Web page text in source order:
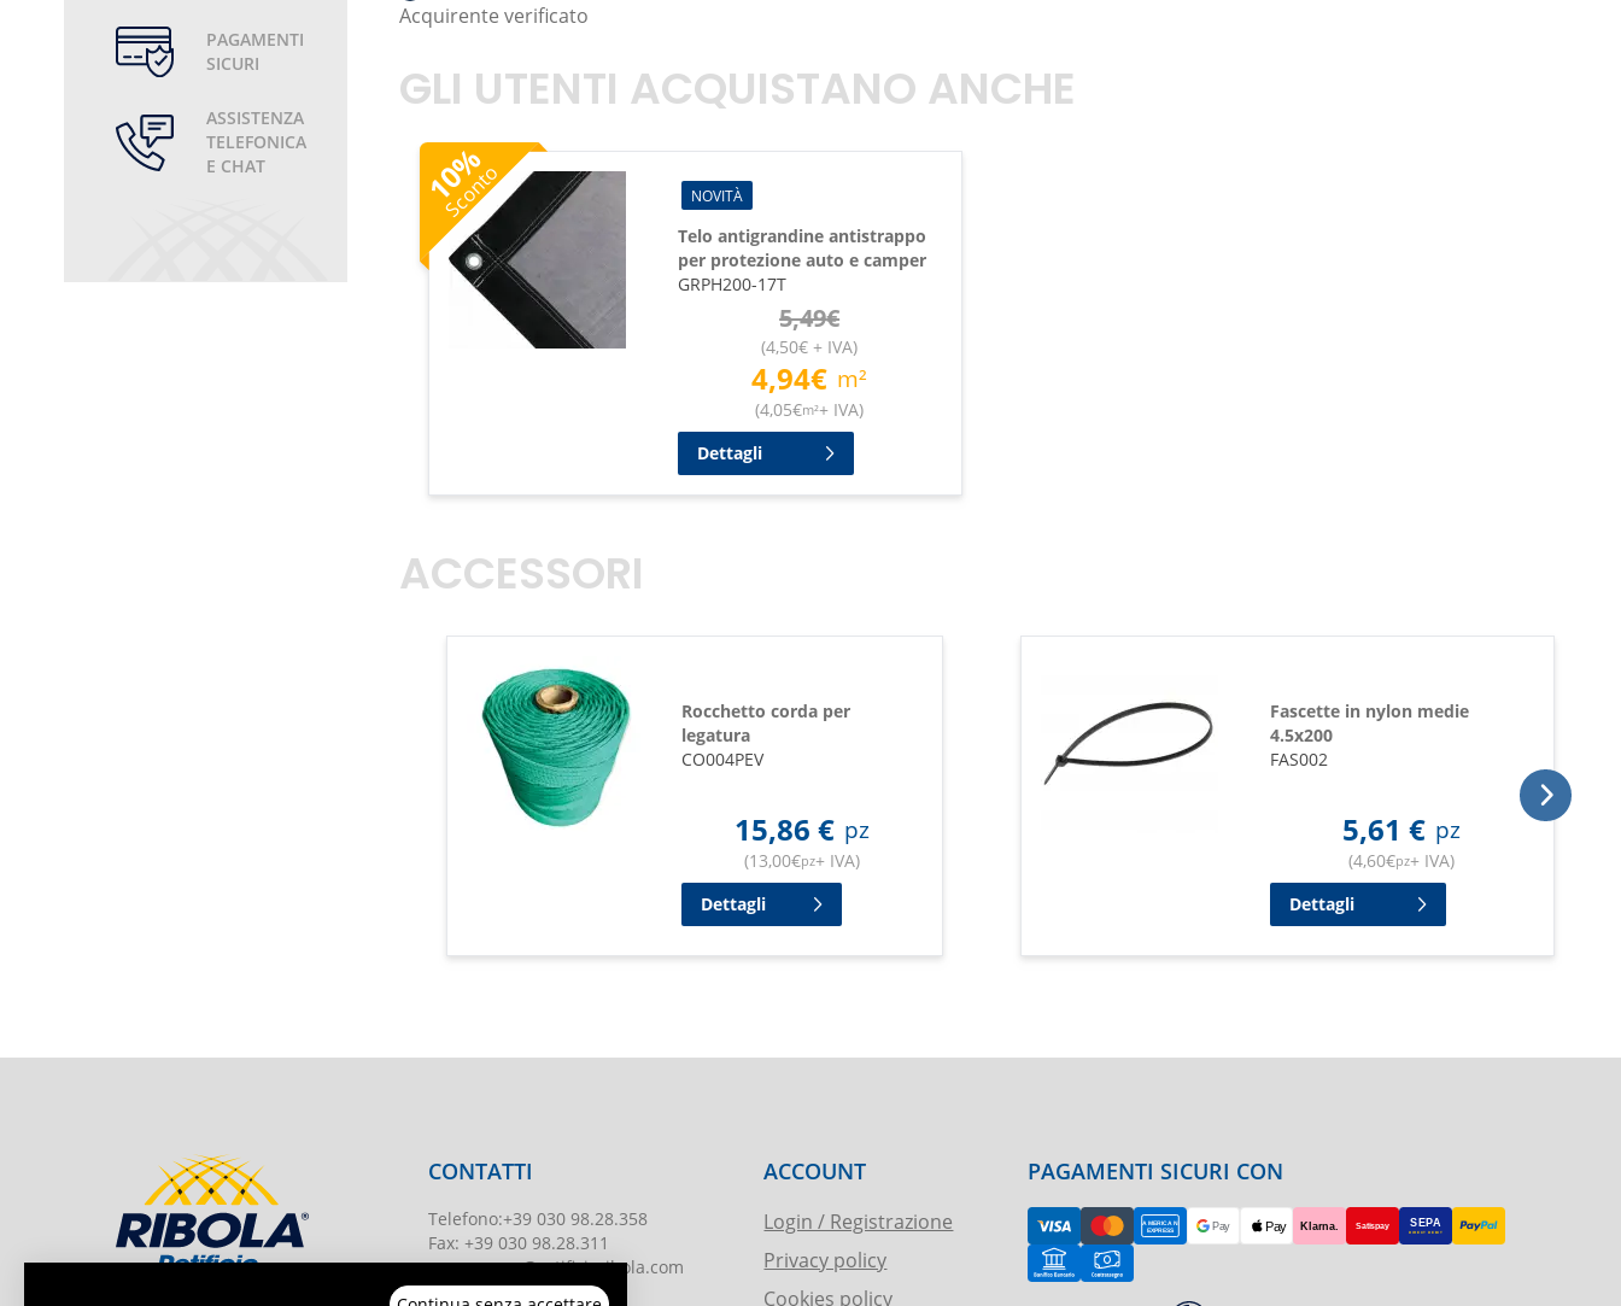
PAGAMENTI
SICURI
ASSISTENZA
TELEFONICA
E CHAT
Acquirente verificato
GLI UTENTI ACQUISTANO ANCHE
10
%
Sconto NOVITÀ
Telo antigrandine antistrappo
per protezione auto e camper
GRPH200-17T
5,49€
(4,50€ + IVA)
4,94€ m²
(4,05€m²+ IVA)
Dettagli
ACCESSORI
Rocchetto corda per
legatura
CO004PEV
15,86 € pz
(13,00€pz+ IVA)
Dettagli
Fascette in nylon medie
4.5x200
FAS002
5,61 € pz
(4,60€pz+ IVA)
Dettagli
CONTATTI
Telefono:+39 030 98.28.358
Fax: +39 030 98.28.311
ecommerce@retificioribola.com
ACCOUNT
Login / Registrazione
Privacy policy
Cookies policy
PAGAMENTI SICURI CON